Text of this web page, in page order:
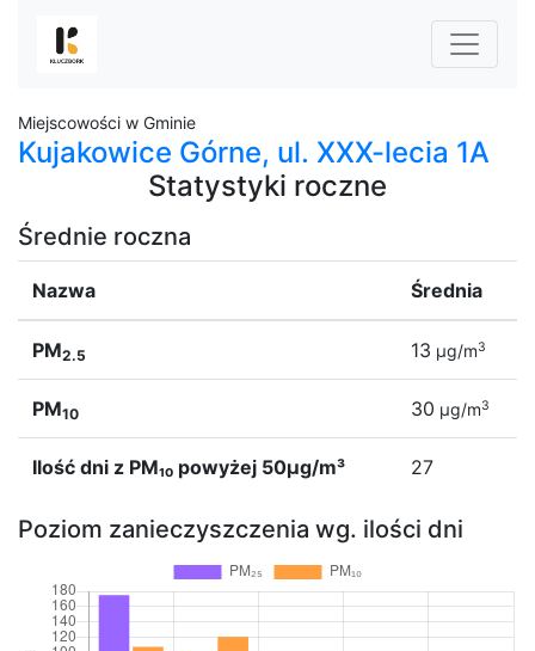
Miejscowości w Gminie
Kujakowice Górne, ul. XXX-lecia 1A
Statystyki roczne
Średnie roczna
Nazwa Średnia
PM2.5 13 µg/m3
PM10 30 µg/m3
Ilość dni z PM₁₀ powyżej 50µg/m³ 27
Poziom zanieczyszczenia wg. ilości dni